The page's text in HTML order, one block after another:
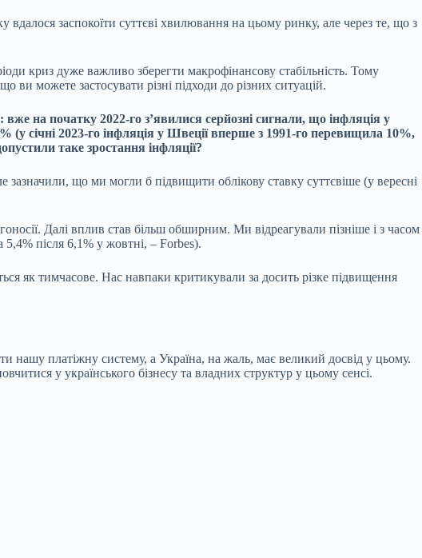
вдалося заспокоїти суттєві хвилювання на цьому ринку, але через те, що з
криз дуже важливо зберегти макрофінансову стабільність. Тому
ви можете застосувати різні підходи до різних ситуацій.
на початку 2022-го зʼявилися серйозні сигнали, що інфляція у
(у січні 2023-го інфляція у Швеції вперше з 1991-го перевищила 10%,
таке зростання інфляції?
що ми могли б підвищити облікову ставку суттєвіше (у вересні
Далі вплив став більш обширним. Ми відреагували пізніше і з часом
після 6,1% у жовтні, – Forbes).
як тимчасове. Нас навпаки критикували за досить різке підвищення
нашу платіжну систему, а Україна, на жаль, має великий досвід у цьому.
у українського бізнесу та владних структур у цьому сенсі.